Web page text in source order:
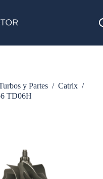
y Partes / Catrix /
TD06H